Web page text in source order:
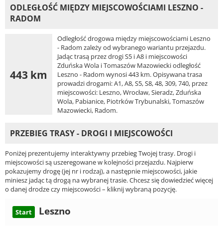
ODLEGŁOŚĆ MIĘDZY MIEJSCOWOŚCIAMI LESZNO -
RADOM
443 km
Odległość drogowa między miejscowościami Leszno
- Radom zależy od wybranego wariantu przejazdu.
Jadąc trasą przez drogi S5 i A8 i miejscowości
Zduńska Wola i Tomaszów Mazowiecki odległość
Leszno - Radom wynosi 443 km. Opisywana trasa
prowadzi drogami: A1, A8, S5, S8, 48, 309, 740, przez
miejscowości: Leszno, Wrocław, Sieradz, Zduńska
Wola, Pabianice, Piotrków Trybunalski, Tomaszów
Mazowiecki, Radom.
PRZEBIEG TRASY - DROGI I MIEJSCOWOŚCI
Poniżej prezentujemy interaktywny przebieg Twojej trasy. Drogi i
miejscowości są uszeregowane w kolejności przejazdu. Najpierw
pokazujemy drogę (jej nr i rodzaj), a następnie miejscowości, jakie
miniesz jadąc tą drogą na wybranej trasie. Chcesz się dowiedzieć więcej
o danej drodze czy miejscowości – kliknij wybraną pozycję.
Start Leszno